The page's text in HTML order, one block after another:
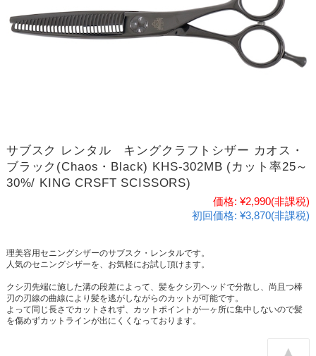
サブスク レンタル キングクラフトシザー カオス・
ブラック(Chaos・Black) KHS-302MB (カット率25～
30%/ KING CRSFT SCISSORS)
価格: ¥2,990(非課税)
初回価格: ¥3,870(非課税)
理美容用セニングシザーのサブスク・レンタルです。
人気のセニングシザーを、お気軽にお試し頂けます。
クシ刃先端に施した溝の段差によって、髪をクシ刃ヘッドで分散し、尚且つ棒
刃の刃線の曲線により髪を逃がしながらのカットが可能です。
よって同じ長さでカットされず、カットポイントが一ヶ所に集中しないので髪
を傷めずカットラインが出にくくなっております。